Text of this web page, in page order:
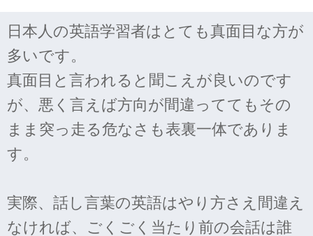
日本人の英語学習者はとても真面目な方が
多いです。
真面目と言われると聞こえが良いのです
が、悪く言えば方向が間違っててもその
まま突っ走る危なさも表裏一体でありま
す。
実際、話し言葉の英語はやり方さえ間違え
なければ、ごくごく当たり前の会話は誰